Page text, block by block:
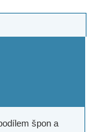
špon a